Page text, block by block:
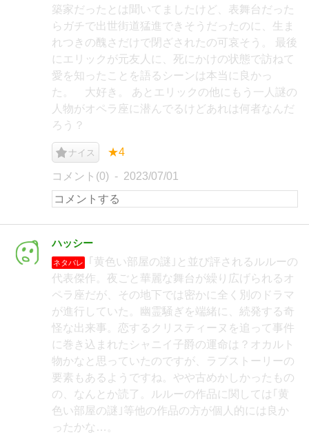
築家だったとは聞いてましたけど、表舞台だった
らガチで出世街道猛進できそうだったのに、生ま
れつきの醜さだけで閉ざされたの可哀そう。 最後
にエリックが元友人に、死にかけの状態で訪ねて
愛を知ったことを語るシーンは本当に良かっ
た。 大好き。 あとエリックの他にもう一人謎の
人物がオペラ座に潜んでるけどあれは何者なんだ
ろう？
ナイス ★4
コメント(0) 2023/07/01
ハッシー
ネタバレ
｢黄色い部屋の謎｣と並び評されるルルーの
代表傑作。夜ごと華麗な舞台が繰り広げられるオ
ペラ座だが、その地下では密かに全く別のドラマ
が進行していた。幽霊騒ぎを端緒に、続発する奇
怪な出来事。恋するクリスティーヌを追って事件
に巻き込まれたシャニイ子爵の運命は？オカルト
物かなと思っていたのですが、ラブストーリーの
要素もあるようですね。やや古めかしかったもの
の、なんとか読了。ルルーの作品に関しては｢黄
色い部屋の謎｣等他の作品の方が個人的には良か
ったかな…。